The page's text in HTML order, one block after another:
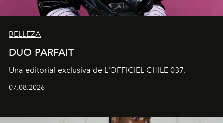
BELLEZA
DUO PARFAIT
Una editorial exclusiva de L'OFFICIEL CHILE 037.
07.08.2026